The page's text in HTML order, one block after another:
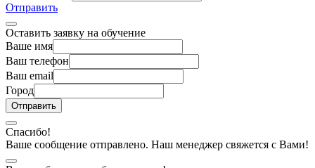
Отправить
Оставить заявку на обучение
Ваше имя
Ваш телефон
Ваш email
Город
Спасибо!
Ваше сообщение отправлено. Наш менеджер свяжется с Вами!